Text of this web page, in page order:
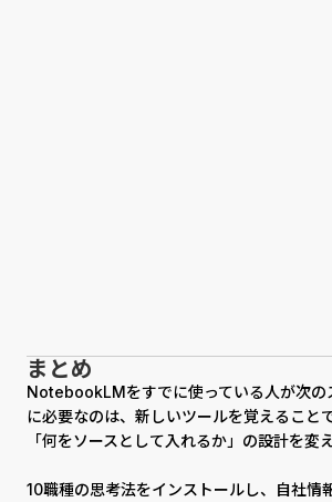
まとめ
NotebookLMをすでに使っている人が次の
に必要なのは、新しいツールを覚えること
「何をソースとして入れるか」の設計を変
10職種の思考法をインストールし、自社情